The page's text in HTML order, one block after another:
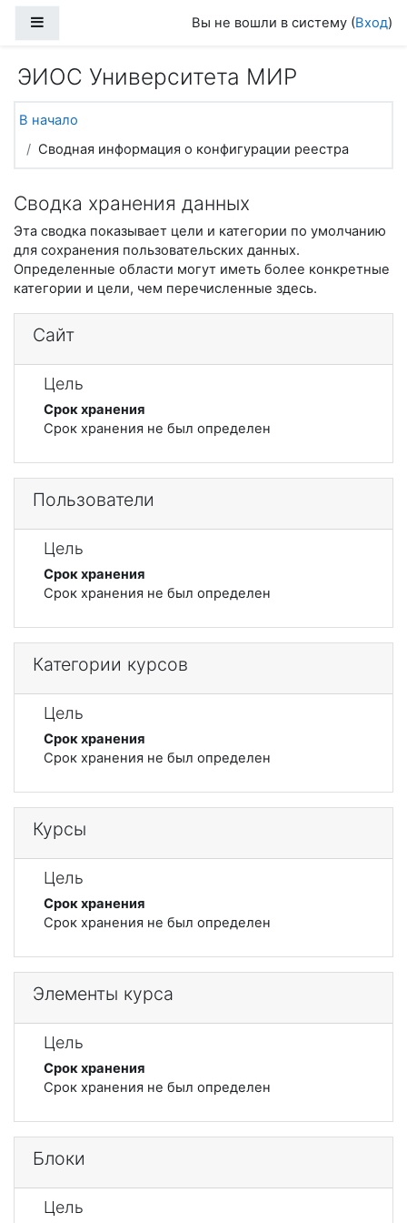
Вы не вошли в систему (Вход)
ЭИОС Университета МИР
В начало
Сводная информация о конфигурации реестра
Сводка хранения данных
Эта сводка показывает цели и категории по умолчанию
для сохранения пользовательских данных.
Определенные области могут иметь более конкретные
категории и цели, чем перечисленные здесь.
Сайт
Цель
Срок хранения
Срок хранения не был определен
Пользователи
Цель
Срок хранения
Срок хранения не был определен
Категории курсов
Цель
Срок хранения
Срок хранения не был определен
Курсы
Цель
Срок хранения
Срок хранения не был определен
Элементы курса
Цель
Срок хранения
Срок хранения не был определен
Блоки
Цель